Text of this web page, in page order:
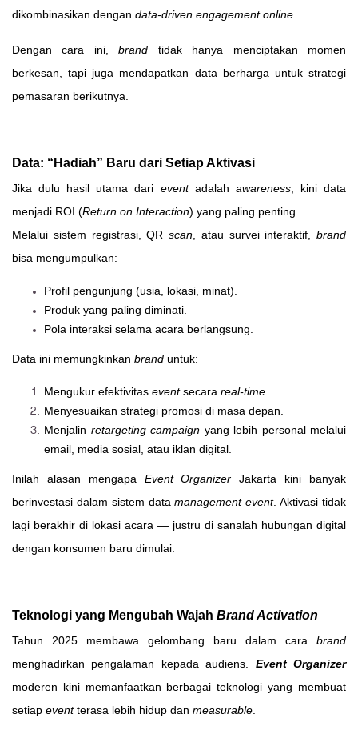
dikombinasikan dengan data-driven engagement online
Dengan cara ini,brand tidak hanya menciptakan momen
berkesan, tapi juga mendapatkan data berharga untuk strategi
pemasaran berikutnya.
Data: “Hadiah” Baru dari Setiap Aktivasi
Jika dulu hasil utama dari eventadalah awareness, kini data
menjadi ROI (Return on Interaction) yang paling penting.
Melalui sistem registrasi, QR scan , atau survei interaktif, brand
bisa mengumpulkan:
Profil pengunjung (usia, lokasi, minat).
Produk yang paling diminati.
Pola interaksi selama acara berlangsung.
Data ini memungkinkan brand untuk:
Mengukur efektivitas eventsecara real-time
Menyesuaikan strategi promosi di masa depan.
Menjalin retargeting campaign yang lebih personal melalui
email, media sosial, atau iklan digital.
Inilah alasan mengapa Event Organizer Jakarta kini banyak
berinvestasi dalam sistem datamanagement event. Aktivasi tidak
lagi berakhir di lokasi acara — justru di sanalah hubungan digital
dengan konsumen baru dimulai.
Teknologi yang Mengubah Wajah Brand Activation
Tahun 2025 membawa gelombang baru dalam cara brand
menghadirkan pengalaman kepada audiens. Event Organizer
moderen kini memanfaatkan berbagai teknologi yang membuat
setiap eventterasa lebih hidup dan measurable